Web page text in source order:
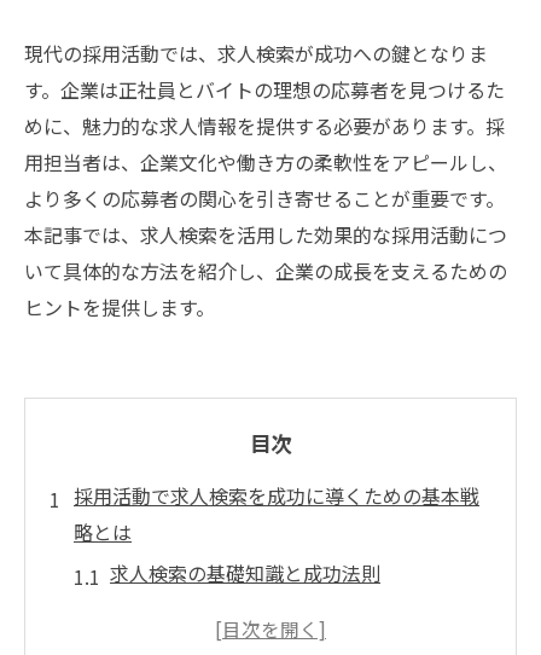
現代の採用活動では、求人検索が成功への鍵となりま
す。企業は正社員とバイトの理想の応募者を見つけるた
めに、魅力的な求人情報を提供する必要があります。採
用担当者は、企業文化や働き方の柔軟性をアピールし、
より多くの応募者の関心を引き寄せることが重要です。
本記事では、求人検索を活用した効果的な採用活動につ
いて具体的な方法を紹介し、企業の成長を支えるための
ヒントを提供します。
目次
採用活動で求人検索を成功に導くための基本戦
略とは
求人検索の基礎知識と成功法則
採用活動におけるオンライン求人検索の重